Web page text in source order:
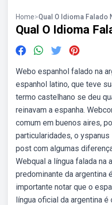
Home>Qual O Idioma Falado
Qual O Idioma
Webo espanhol falado na
espanhol latino, que teve
termo castelhano se deu
reinavam a espanha.
comum em buenos aires,
particularidades, o
post com algumas
Webqual a língua falada na
predominante da argentina
importante notar que o
língua oficial da argentina